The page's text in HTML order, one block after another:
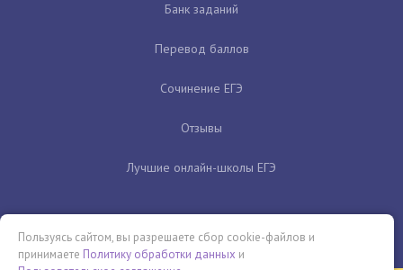
Банк заданий
Перевод баллов
Сочинение ЕГЭ
Отзывы
Лучшие онлайн-школы ЕГЭ
Пользуясь сайтом, вы разрешаете сбор cookie-файлов и
принимаете Политику обработки данных и